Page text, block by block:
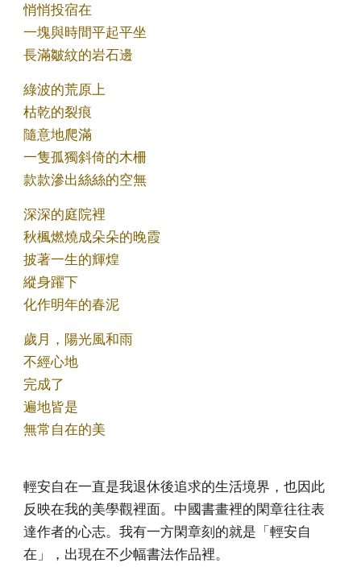
悄悄投宿在
一塊與時間平起平坐
長滿皺紋的岩石邊
綠波的荒原上
枯乾的裂痕
隨意地爬滿
一隻孤獨斜倚的木柵
款款滲出絲絲的空無
深深的庭院裡
秋楓燃燒成朵朵的晚霞
披著一生的輝煌
縱身躍下
化作明年的春泥
歲月，陽光風和雨
不經心地
完成了
遍地皆是
無常自在的美
輕安自在一直是我退休後追求的生活境界，也因此
反映在我的美學觀裡面。中國書畫裡的閑章往往表
達作者的心志。我有一方閑章刻的就是「輕安自
在」，出現在不少幅書法作品裡。